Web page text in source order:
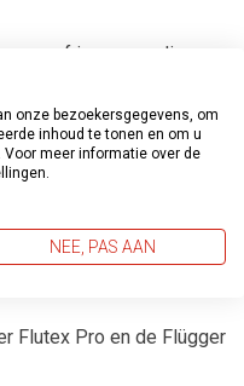
verf is eenvoudig aan
en professioneel
Hierdoor is het
als professionele
mengen in een van de
Flutex Pro en de Flügger
onze bezoekersgegevens, om
inhoud te tonen en om u
meer informatie over de
NEE, PAS AAN